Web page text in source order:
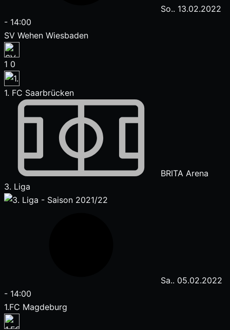
So.. 13.02.2022
- 14:00
SV Wehen Wiesbaden
1 0
1. FC Saarbrücken
BRITA Arena
3. Liga
Sa.. 05.02.2022
- 14:00
1.FC Magdeburg